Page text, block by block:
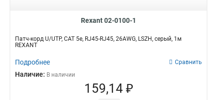
Rexant 02-0100-1
Патч-корд U/UTP, CAT 5e, RJ45-RJ45, 26AWG, LSZH, серый, 1м
REXANT
Подробнее Сравнить
Наличие: В наличии
159,14 ₽